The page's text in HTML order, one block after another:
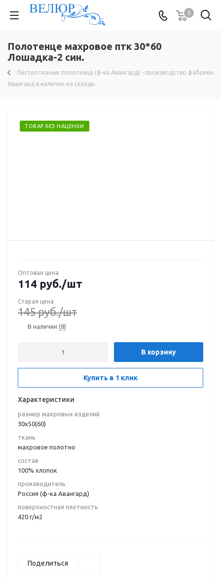
0
Полотенце махровое птк 30*60
Лошадка-2 син.
Пестротканые полотенца (ф-ка Авангард) - производство фабрики
Авангард в наличии на складе.
ТОВАР БЕЗ НАЦЕНКИ
Оптовая цена
114 руб./шт
Старая цена
145руб./шт
В наличии (8)
В корзину
Купить в 1 клик
Характеристики
размер махровых изделий
30х50(60)
ткань
махровое полотно
состав
100% хлопок
производитель
Россия (ф-ка Авангард)
поверхностная плотность
420 г/м2
Поделиться